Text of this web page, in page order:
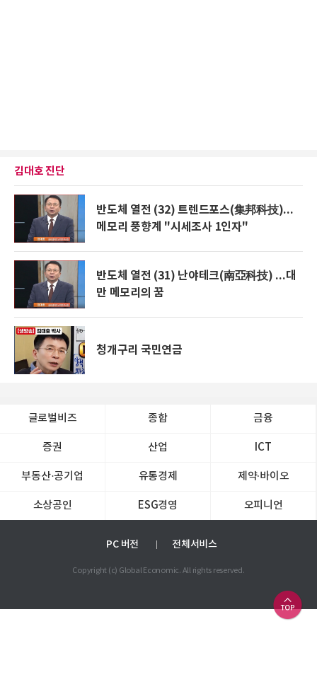
김대호 진단
반도체 열전 (32) 트렌드포스(集邦科技)...
메모리 풍향계 "시세조사 1인자"
반도체 열전 (31) 난야테크(南亞科技) ...대
만 메모리의 꿈
청개구리 국민연금
글로벌비즈 종합 금융
증권 산업 ICT
부동산·공기업 유통경제 제약∙바이오
소상공인 ESG경영 오피니언
PC 버전 전체서비스
Copyright (c) Global Economic. All rights reserved.